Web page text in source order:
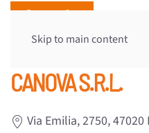
Skip to main content
CANOVA S.R.L.
Via Emilia, 2750,